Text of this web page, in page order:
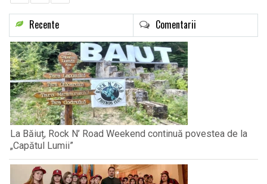
Recente Comentarii
La Băiuț, Rock N’ Road Weekend continuă povestea de la
„Capătul Lumii”